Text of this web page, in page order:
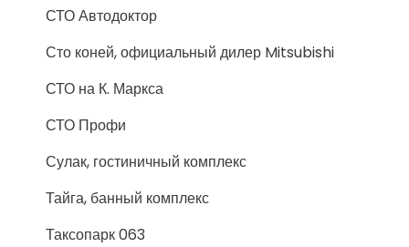
СТО Автодоктор
Сто коней, официальный дилер Mitsubishi
СТО на К. Маркса
СТО Профи
Сулак, гостиничный комплекс
Тайга, банный комплекс
Таксопарк 063